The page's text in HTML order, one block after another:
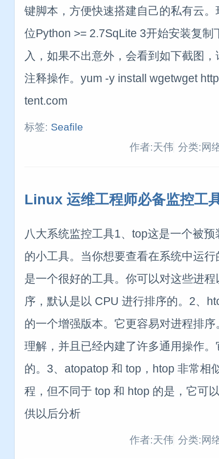
键脚本，方便快速搭建自己的私有云
位Python >= 2.7SqLite 3开始安装复制
入，如果不出意外，会看到如下截图
注释操作。yum -y install wgetwget
tent.com
标签: Seafile
作者:天伟 分类:网
Linux 运维工程师必备监控工
八大系统监控工具1、top这是一个被
的小工具。当你想要查看在系统中运
是一个很好的工具。你可以对这些进
序，默认是以 CPU 进行排序的。2、
的一个增强版本。它更容易对进程排
理解，并且已经内建了许多通用操作
的。3、atopatop 和 top，htop 非常相
程，但不同于 top 和 htop 的是，它可
供以后分析
作者:天伟 分类:网